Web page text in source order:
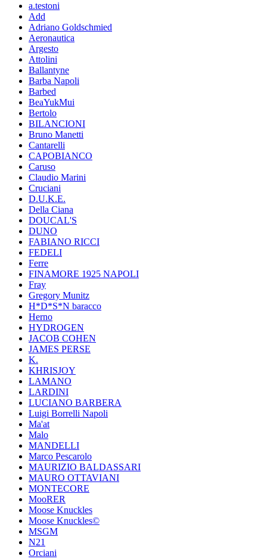
a.testoni
Add
Adriano Goldschmied
Aeronautica
Argesto
Attolini
Ballantyne
Barba Napoli
Barbed
BeaYukMui
Bertolo
BILANCIONI
Bruno Manetti
Cantarelli
CAPOBIANCO
Caruso
Claudio Marini
Cruciani
D.U.K.E.
Della Ciana
DOUCAL'S
DUNO
FABIANO RICCI
FEDELI
Ferre
FINAMORE 1925 NAPOLI
Fray
Gregory Munitz
H*D*S*N baracco
Herno
HYDROGEN
JACOB COHEN
JAMES PERSE
K.
KHRISJOY
LAMANO
LARDINI
LUCIANO BARBERA
Luigi Borrelli Napoli
Ma'at
Malo
MANDELLI
Marco Pescarolo
MAURIZIO BALDASSARI
MAURO OTTAVIANI
MONTECORE
MooRER
Moose Knuckles
Moose Knuckles©️
MSGM
N21
Orciani